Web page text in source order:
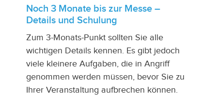
Noch 3 Monate bis zur Messe –
Details und Schulung
Zum 3-Monats-Punkt sollten Sie alle
wichtigen Details kennen. Es gibt jedoch
viele kleinere Aufgaben, die in Angriff
genommen werden müssen, bevor Sie zu
Ihrer Veranstaltung aufbrechen können.